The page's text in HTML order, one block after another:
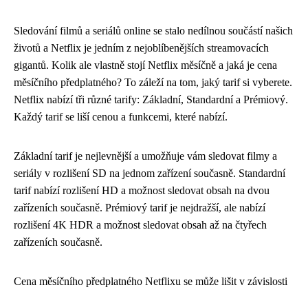
Sledování filmů a seriálů online se stalo nedílnou součástí našich
životů a Netflix je jedním z nejoblíbenějších streamovacích
gigantů. Kolik ale vlastně stojí Netflix měsíčně a jaká je cena
měsíčního předplatného? To záleží na tom, jaký tarif si vyberete.
Netflix nabízí tři různé tarify: Základní, Standardní a Prémiový.
Každý tarif se liší cenou a funkcemi, které nabízí.
Základní tarif je nejlevnější a umožňuje vám sledovat filmy a
seriály v rozlišení SD na jednom zařízení současně. Standardní
tarif nabízí rozlišení HD a možnost sledovat obsah na dvou
zařízeních současně. Prémiový tarif je nejdražší, ale nabízí
rozlišení 4K HDR a možnost sledovat obsah až na čtyřech
zařízeních současně.
Cena měsíčního předplatného Netflixu se může lišit v závislosti